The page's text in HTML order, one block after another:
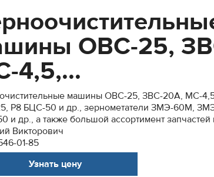
ОВС-25,
4,5,...
машины ОВС-25, ЗВС-20А, МС-
Р8 БЦС-50 и др., зернометатели ЗМЭ-60М,
и др., а также большой ассортимент запчастей
Викторович
01-85
Узнать цену